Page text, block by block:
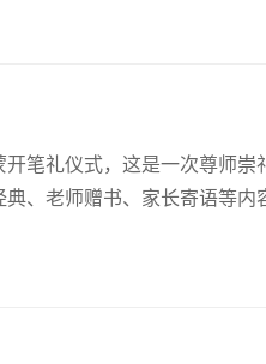
笔礼仪式，这是一次尊师崇
、老师赠书、家长寄语等内